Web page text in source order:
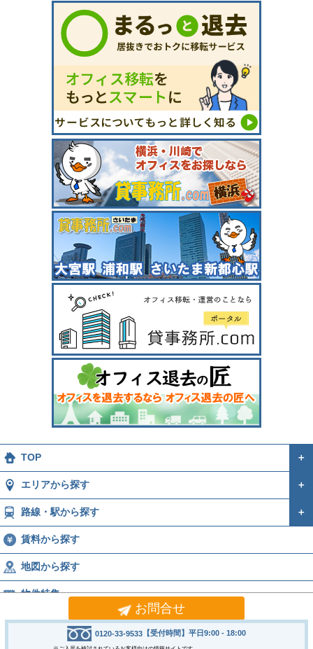
お問合せ
0120-33-9533 【受付時間】平日9:00 - 18:00
TOP ＋
エリアから探す ＋
路線・駅から探す ＋
賃料から探す
地図から探す
物件特集
運営会社 ＋
Copyright © 2005-2026